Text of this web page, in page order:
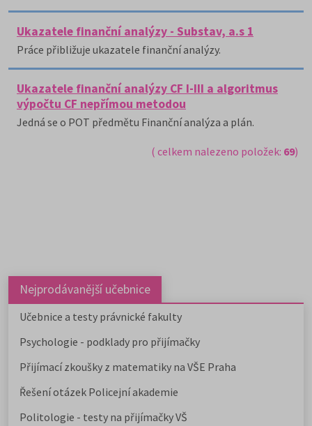
Ukazatele finanční analýzy - Substav, a.s 1
Práce přibližuje ukazatele finanční analýzy.
Ukazatele finanční analýzy CF I-III a algoritmus
výpočtu CF nepřímou metodou
Jedná se o POT předmětu Finanční analýza a plán.
( celkem nalezeno položek: 69)
Nejprodávanější učebnice
Učebnice a testy právnické fakulty
Psychologie - podklady pro přijímačky
Přijímací zkoušky z matematiky na VŠE Praha
Řešení otázek Policejní akademie
Politologie - testy na přijímačky VŠ